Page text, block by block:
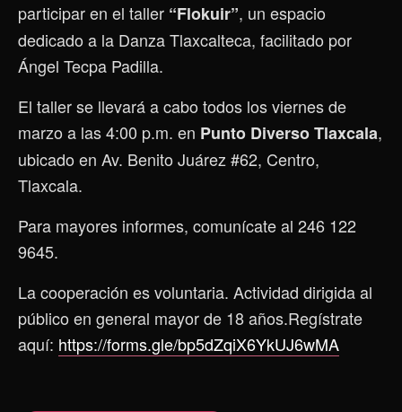
participar en el taller “Flokuir”, un espacio
dedicado a la Danza Tlaxcalteca, facilitado por
Ángel Tecpa Padilla.
El taller se llevará a cabo todos los viernes de
marzo a las 4:00 p.m. en Punto Diverso Tlaxcala,
ubicado en Av. Benito Juárez #62, Centro,
Tlaxcala.
Para mayores informes, comunícate al 246 122
9645.
La cooperación es voluntaria. Actividad dirigida al
público en general mayor de 18 años.Regístrate
aquí: https://forms.gle/bp5dZqiX6YkUJ6wMA